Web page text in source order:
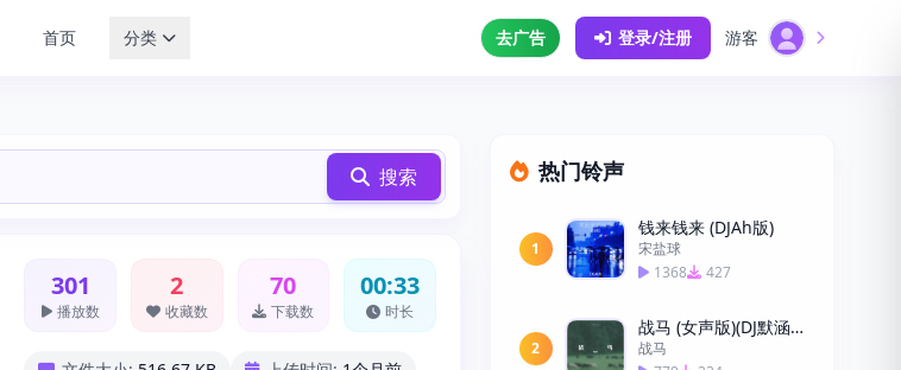
首页 分类 去广告 登录/注册 游客
搜索
301
播放数
2
收藏数
70
下载数
00:33
时长
热门铃声
1
钱来钱来 (DJAh版)
宋盐球
1368
427
2
战马 (女声版)(DJ默涵版)
战马